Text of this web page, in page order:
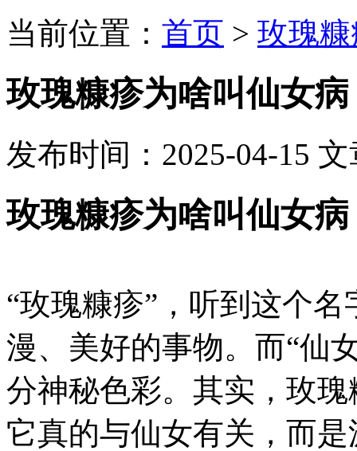
当前位置： 首页 > 玫瑰
玫瑰糠疹为啥叫仙女病
发布时间：2025-04-15 文
玫瑰糠疹为啥叫仙女病
“玫瑰糠疹”，听到这个
漫、美好的事物。而“仙
分神秘色彩。其实，玫
它真的与仙女有关，而